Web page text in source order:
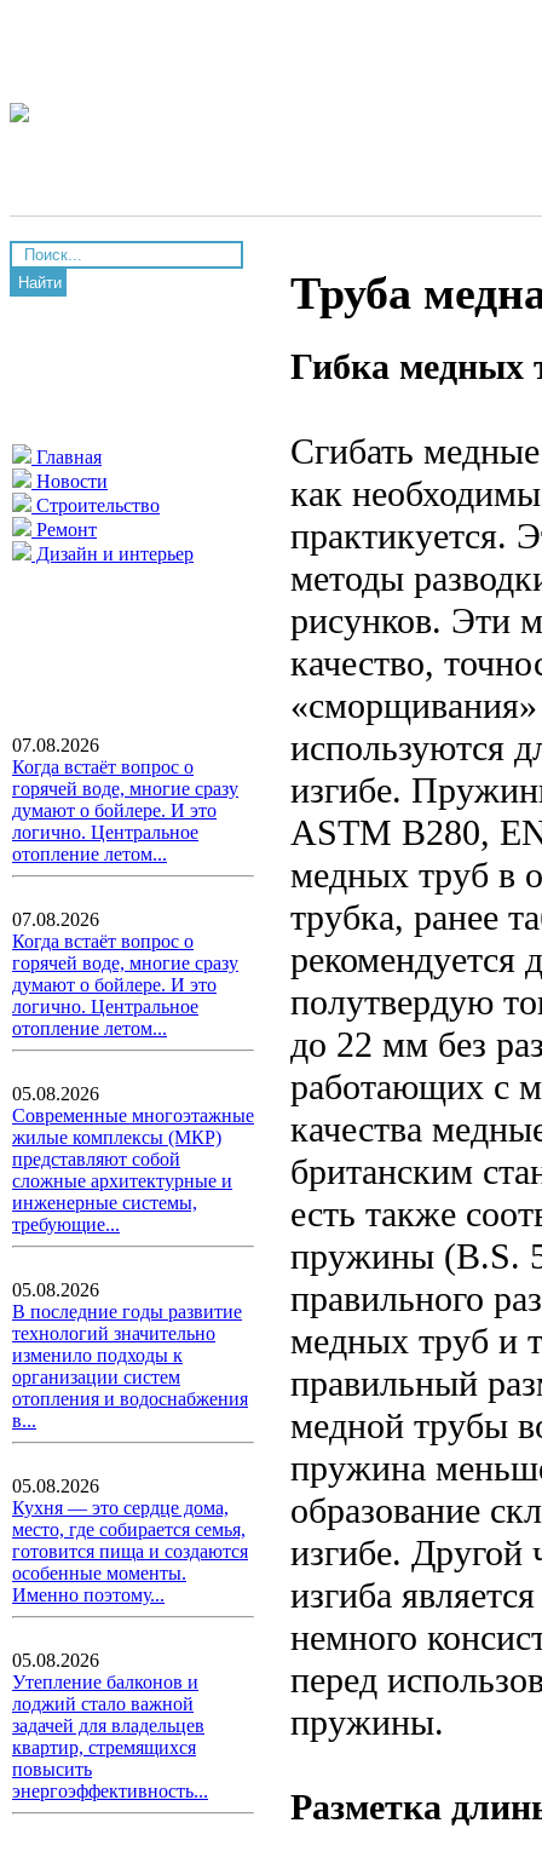
Найти
Главная
Новости
Строительство
Ремонт
Дизайн и интерьер
07.08.2026
Когда встаёт вопрос о
горячей воде, многие сразу
думают о бойлере. И это
логично. Центральное
отопление летом...
07.08.2026
Когда встаёт вопрос о
горячей воде, многие сразу
думают о бойлере. И это
логично. Центральное
отопление летом...
05.08.2026
Современные многоэтажные
жилые комплексы (МКР)
представляют собой
сложные архитектурные и
инженерные системы,
требующие...
05.08.2026
В последние годы развитие
технологий значительно
изменило подходы к
организации систем
отопления и водоснабжения
в...
05.08.2026
Кухня — это сердце дома,
место, где собирается семья,
готовится пища и создаются
особенные моменты.
Именно поэтому...
05.08.2026
Утепление балконов и
лоджий стало важной
задачей для владельцев
квартир, стремящихся
повысить
энергоэффективность...
Труба
Гибка медных
Сгибать
как
практикуется.
методы
рисунков. Эти
качество,
используются
изгибе.
ASTM B280,
медных труб в
трубка, ранее
рекомендуется
полутвердую
до 22 мм без
работающих с
качества
британским
есть также
пружины (B.S.
правильного
медных труб и
правильный
медной трубы
пружина
образование
изгибе. Другой
изгиба
немного
перед
пружины.
Разметка